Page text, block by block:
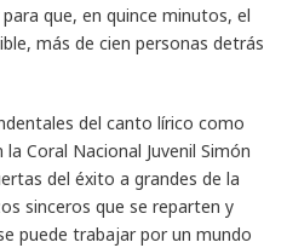
que, en quince minutos, el
más de cien personas detrás
del canto lírico como
Coral Nacional Juvenil Simón
del éxito a grandes de la
sinceros que se reparten y
puede trabajar por un mundo